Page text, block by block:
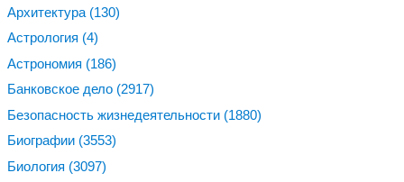
Архитектура (130)
Астрология (4)
Астрономия (186)
Банковское дело (2917)
Безопасность жизнедеятельности (1880)
Биографии (3553)
Биология (3097)